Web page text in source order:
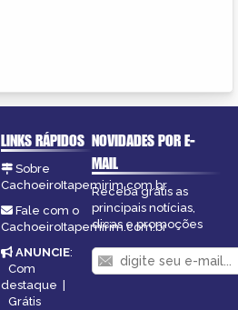
LINKS RÁPIDOS
Sobre
CachoeiroItapemirim.com.br
Fale com o
CachoeiroItapemirim.com.br
ANUNCIE:
Com
destaque
Grátis
NOVIDADES POR E-
MAIL
Receba grátis as
principais notícias,
dicas e promoções